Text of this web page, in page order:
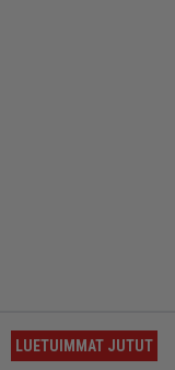
LUETUIMMAT JUTUT